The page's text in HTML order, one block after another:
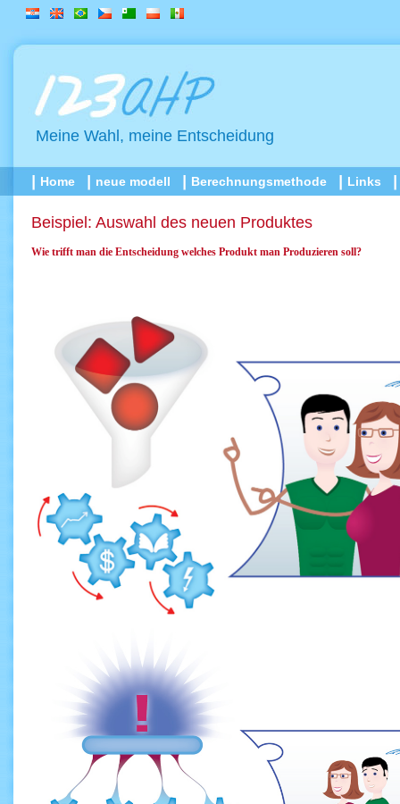
Meine Wahl, meine Entscheidung
Home neue modell Berechnungsmethode Links
Beispiel: Auswahl des neuen Produktes
Wie trifft man die Entscheidung welches Produkt man Produzieren soll?